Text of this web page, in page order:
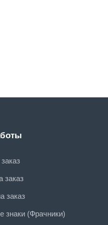
заказ
заказ
знаки (Фрачники)